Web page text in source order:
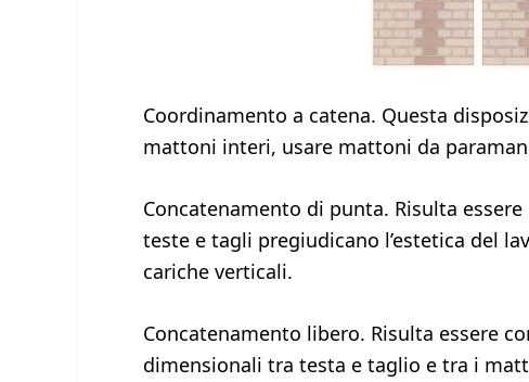
Coordinamento a catena. Questa
mattoni interi, usare mattoni da
Concatenamento di punta. Risulta
teste e tagli pregiudicano l’estetica del
cariche verticali.
Concatenamento libero. Risulta essere
dimensionali tra testa e taglio e tra i